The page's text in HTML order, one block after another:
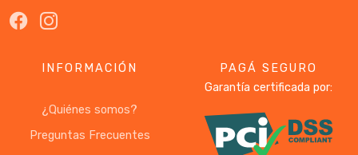
INFORMACIÓN
¿Quiénes somos?
Preguntas Frecuentes
PAGÁ SEGURO
Garantía certificada por: